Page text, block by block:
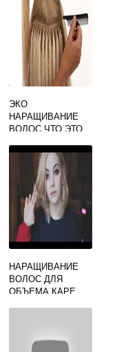
ЭКО
НАРАЩИВАНИЕ
ВОЛОС ЧТО ЭТО
НАРАЩИВАНИЕ
ВОЛОС ДЛЯ
ОБЪЕМА КАРЕ